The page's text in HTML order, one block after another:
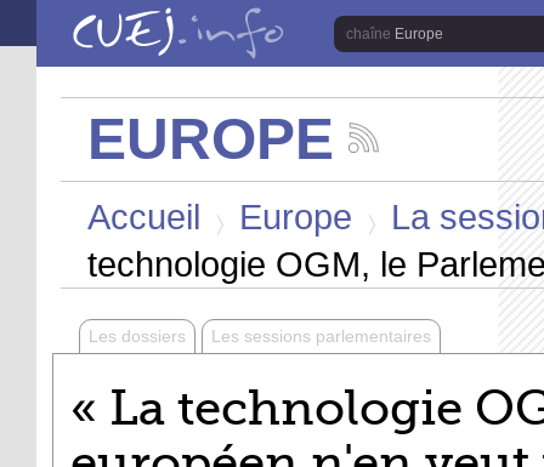
Aller au contenu principal
Europe
EUROPE
les
de
la
Europe
Accueil Europe
La
technologie OGM, le
Les dossiers Les sessions parlementaires
« La technologie